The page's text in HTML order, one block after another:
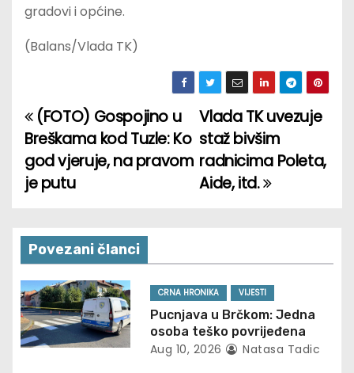
gradovi i općine.
(Balans/Vlada TK)
P
o
s
n
a
v
i
Vlada TK uvezuje
staž bivšim
radnicima Poleta,
Aide, itd.
(FOTO) Gospojino u
Breškama kod Tuzle: Ko
god vjeruje, na pravom
je putu
Povezani članci
CRNA HRONIKA VIJESTI
Pucnjava u Brčkom: Jedna
osoba teško povrijeđena
Aug 10, 2026 Natasa Tadic